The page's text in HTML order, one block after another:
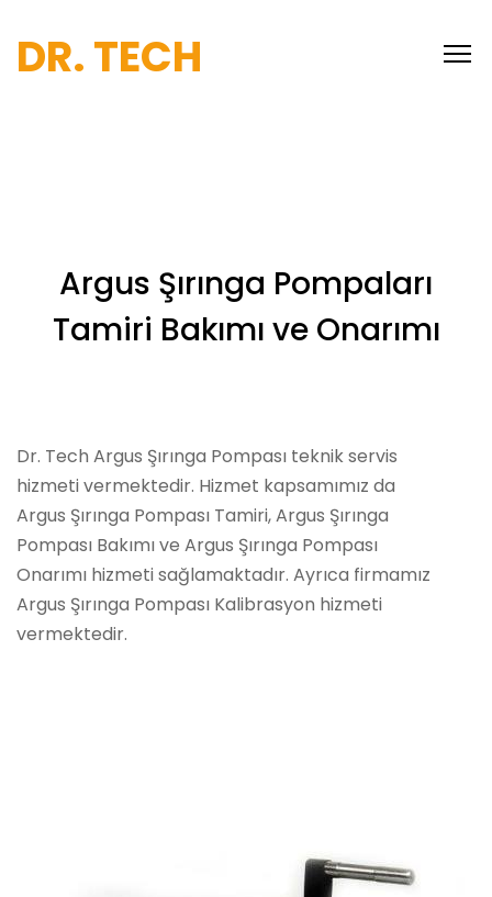
DR. TECH
Argus Şırınga Pompaları
Tamiri Bakımı ve Onarımı
Dr. Tech Argus Şırınga Pompası teknik servis
hizmeti vermektedir. Hizmet kapsamımız da
Argus Şırınga Pompası Tamiri, Argus Şırınga
Pompası Bakımı ve Argus Şırınga Pompası
Onarımı hizmeti sağlamaktadır. Ayrıca firmamız
Argus Şırınga Pompası Kalibrasyon hizmeti
vermektedir.